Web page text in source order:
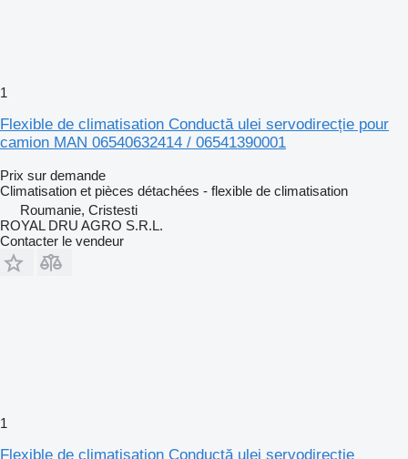
1
Flexible de climatisation Conductă ulei servodirecție pour
camion MAN 06540632414 / 06541390001
Prix sur demande
Climatisation et pièces détachées - flexible de climatisation
Roumanie, Cristesti
ROYAL DRU AGRO S.R.L.
Contacter le vendeur
1
Flexible de climatisation Conductă ulei servodirecție